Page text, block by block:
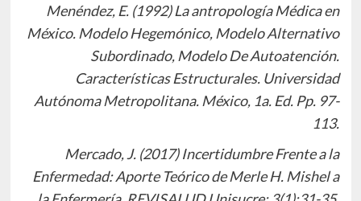
Menéndez, E. (1992) La antropología Médica en
México. Modelo Hegemónico, Modelo Alternativo
Subordinado, Modelo De Autoatención.
Características Estructurales. Universidad
Autónoma Metropolitana. México, 1a. Ed. Pp. 97-
113.
Mercado, J. (2017) Incertidumbre Frente a la
Enfermedad: Aporte Teórico de Merle H. Mishel a